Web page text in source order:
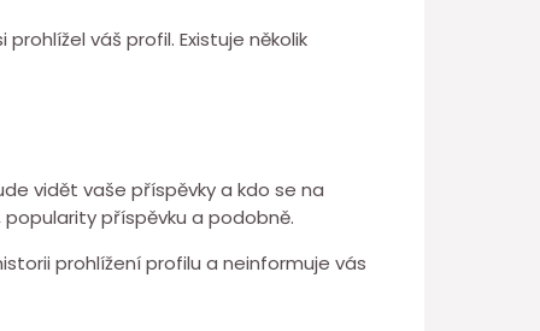
váš profil. Existuje několik
vidět vaše příspěvky a kdo se na
příspěvku a podobně.
prohlížení profilu a neinformuje vás